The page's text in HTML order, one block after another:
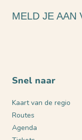
MELD JE AAN
Snel naar
Kaart van de regio
Routes
Agenda